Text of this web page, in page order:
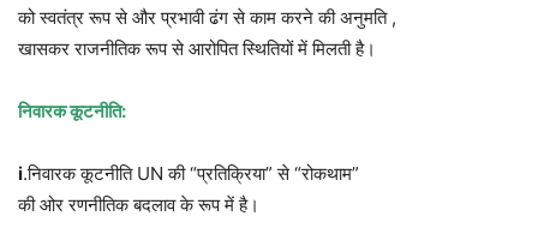
को स्वतंत्र रूप से और प्रभावी ढंग से काम करने की अनुमति ,
खासकर राजनीतिक रूप से आरोपित स्थितियों में मिलती है।
निवारककूटनीति:
i.निवारक कूटनीति UN की “प्रतिक्रिया” से “रोकथाम”
की ओर रणनीतिक बदलाव के रूप में है।